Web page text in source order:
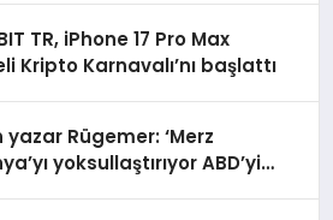
TR, iPhone 17 Pro Max
Kripto Karnavalı’nı başlattı
Rügemer: ‘Merz
yoksullaştırıyor ABD’yi